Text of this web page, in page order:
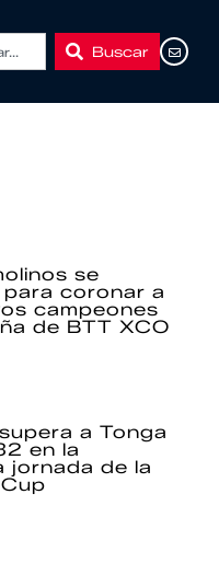
Buscar
se
coronar a
campeones
de BTT XCO
a Tonga
en la
jornada de la